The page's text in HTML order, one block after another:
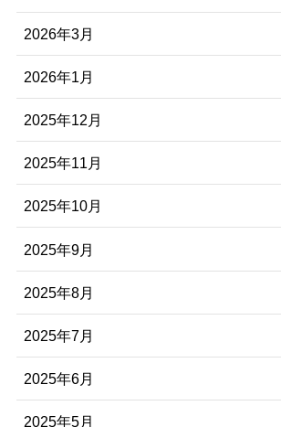
2026年3月
2026年1月
2025年12月
2025年11月
2025年10月
2025年9月
2025年8月
2025年7月
2025年6月
2025年5月